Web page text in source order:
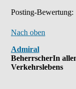
Posting-Bewertung:
Nach oben
Admiral
BeherrscherIn
Verkehrslebens